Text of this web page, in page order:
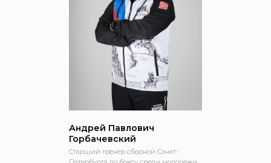
Андрей Павлович
Горбачевский
Старший тренер сборной Санкт-